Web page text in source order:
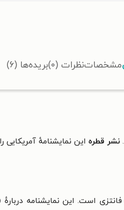
مشخصاتنظرات (۰) بریده‌ها (۶)
نشر قطره این نمایشنامهٔ آمریکایی
فانتزی است. این نمایشنامه